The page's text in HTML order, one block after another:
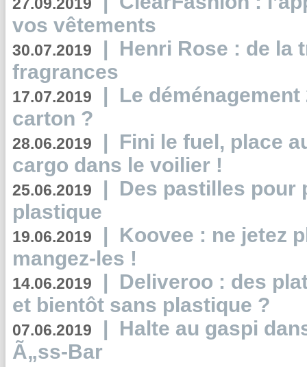
vos vêtements
30.07.2019 | Henri Rose : de la
fragrances
17.07.2019 | Le
carton ?
28.06.2019 | Fini le fuel, place
cargo dans le voilier !
25.06.2019 | Des pastilles pour
plastique
19.06.2019 | Koovee : ne jetez
mangez-les !
14.06.2019 | Deliveroo : des
et bientôt sans plastique ?
07.06.2019 | Halte au gaspi
Ã„ss-Bar